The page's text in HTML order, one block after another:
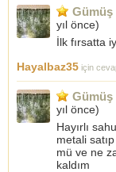
Gümüş
yıl önce)
İlk fırsatta
Hayalbaz35 için
Gümüş
yıl önce)
Hayırlı
metali
mü ve ne
kaldım